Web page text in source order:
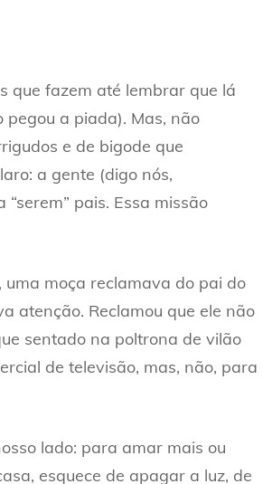
que fazem até lembrar que lá
a piada). Mas, não
e de bigode que
a gente (digo nós,
pais. Essa missão
moça reclamava do pai do
atenção. Reclamou que ele não
sentado na poltrona de vilão
de televisão, mas, não, para
lado: para amar mais ou
esquece de apagar a luz, de